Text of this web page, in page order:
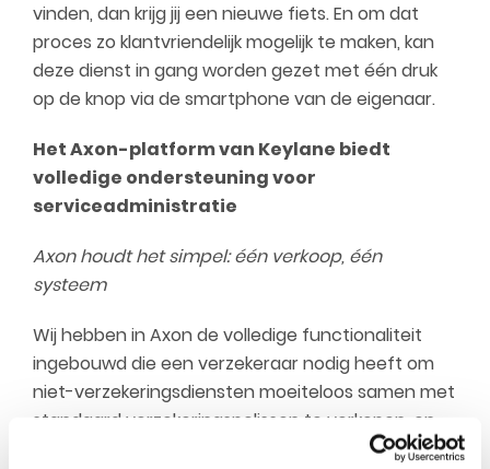
vinden, dan krijg jij een nieuwe fiets. En om dat
proces zo klantvriendelijk mogelijk te maken, kan
deze dienst in gang worden gezet met één druk
op de knop via de smartphone van de eigenaar.
Het Axon-platform van Keylane biedt
volledige ondersteuning voor
serviceadministratie
Axon houdt het simpel: één verkoop, één
systeem
Wij hebben in Axon de volledige functionaliteit
ingebouwd die een verzekeraar nodig heeft om
niet-verzekeringsdiensten moeiteloos samen met
standaard verzekeringspolissen te verkopen, en